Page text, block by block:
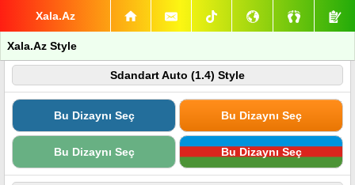
Xala.Az
Xala.Az Style
Sdandart Auto (1.4) Style
Bu Dizaynı Seç Bu Dizaynı Seç
Bu Dizaynı Seç Bu Dizaynı Seç